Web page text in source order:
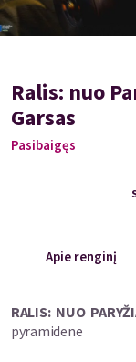
Ralis: nuo
Garsas
Pasibaigęs
Apie renginį
RALIS: NUO
pyramidene